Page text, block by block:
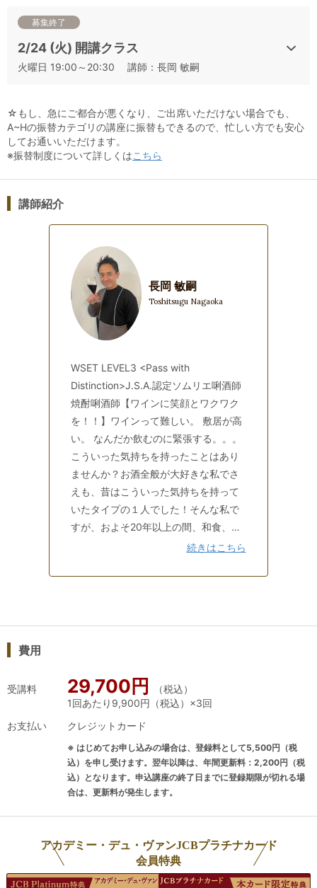
＜講師からのメッセージ＞
グラスからあふれる芳醇なワインの香りをしっかりととらえ、
言葉にすることができるようになるとするならば？
楽しみながら、ワインの香りまでしっかりと学んでみません
か？
募集終了
2/24 (火) 開講クラス
火曜日 19:00～20:30 講師：長岡 敏嗣
☆もし、急にご都合が悪くなり、ご出席いただけない場合でも、
A~Hの振替カテゴリの講座に振替もできるので、忙しい方でも安心
してお通いいただけます。
※振替制度について詳しくはこちら
講師紹介
長岡 敏嗣
Toshitsugu Nagaoka
WSET LEVEL3 <Pass with
Distinction>J.S.A.認定ソムリエ唎酒師
焼酎唎酒師【ワインに笑顔とワクワク
を！！】ワインって難しい。 敷居が高
い。 なんだか飲むのに緊張する。。。
こういった気持ちを持ったことはあり
ませんか？お酒全般が大好きな私でさ
えも、昔はこういった気持ちを持って
いたタイプの１人でした！そんな私で
すが、およそ20年以上の間、和食、中
華、フレンチやイタリアン、ステーキ
客やサービス、大好きなお酒を扱う仕
りました。ワインの輸入に携わるよう
になり、待ちに待った初のヨーロッパ
出張。買い付けの為に訪れたスペイン
リエになったばかりの私のワイン観を
大きく変えることになりました。頑張
って取得したソムリエ資格を片手に、
とつも浮かべることなく、本当に心か
らワインを楽しんでいるたくさんの人
たちの姿がありました。まさにそこに
続きはこちら
費用
受講料 29,700円
（税込）
1回あたり9,900円（税込）×3回
お支払い
クレジットカード
※ はじめてお申し込みの場合は、登録料として5,500円（税
込）を申し受けます。翌年以降は、年間更新料：2,200円（税
込）となります。申込講座の終了日までに登録期限が切れる場
合は、更新料が発生します。
アカデミー・デュ・ヴァンJCBプラチナカード
会員特典